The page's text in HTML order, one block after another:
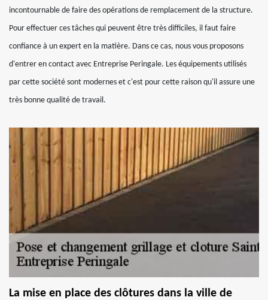
incontournable de faire des opérations de remplacement de la structure.
Pour effectuer ces tâches qui peuvent être très difficiles, il faut faire
confiance à un expert en la matière. Dans ce cas, nous vous proposons
d'entrer en contact avec Entreprise Peringale. Les équipements utilisés
par cette société sont modernes et c'est pour cette raison qu'il assure une
très bonne qualité de travail.
La mise en place des clôtures dans la ville de